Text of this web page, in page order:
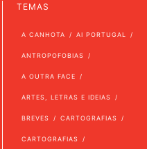
TEMAS
A CANHOTA AI PORTUGAL
ANTROPOFOBIAS
A OUTRA FACE
ARTES, LETRAS E IDEIAS
BREVES CARTOGRAFIAS
CARTOGRAFIAS